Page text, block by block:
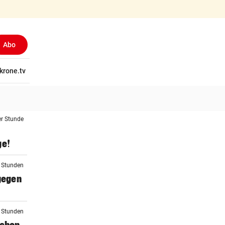
Abo
krone.tv
Stunde